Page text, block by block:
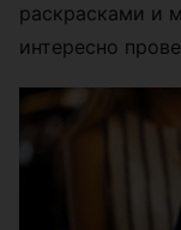
раскрасками и
интересно